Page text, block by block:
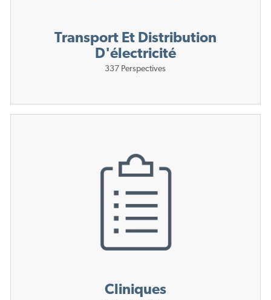
Transport Et Distribution
D'électricité
337 Perspectives
Cliniques